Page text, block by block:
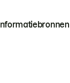
Informatiebronnen